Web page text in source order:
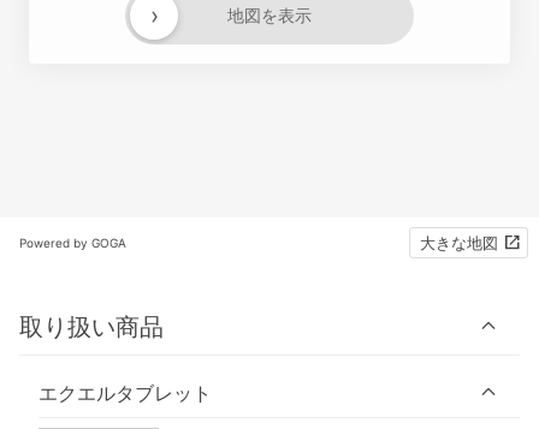
地図を表示
›
Powered by GOGA 大きな地図
取り扱い商品
エクエルタブレット